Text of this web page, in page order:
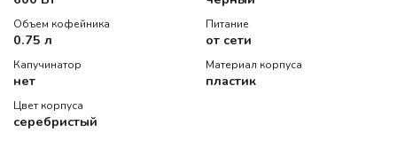
Объем кофейника
0.75 л
Питание
от сети
Капучинатор
нет
Материал корпуса
пластик
Цвет корпуса
серебристый